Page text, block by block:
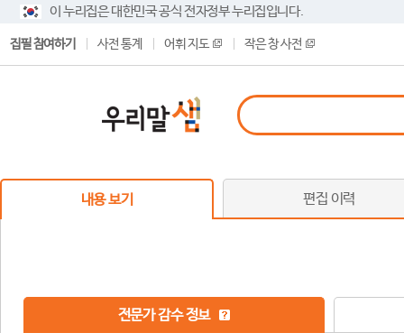
이 누리집은 대한민국 공식 전자정부 누리집입니다.
집필 참여하기 사전 통계 어휘 지도 작은 창 사전
내용 보기 편집 이력
전문가 감수 정보